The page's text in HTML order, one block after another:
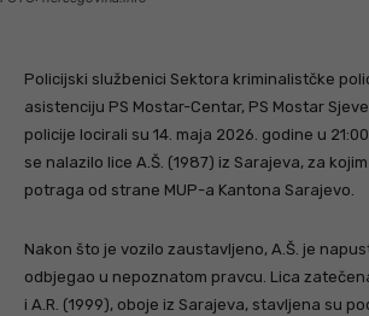
Policijski službenici Sektora kriminalistčke
asistenciju PS Mostar-Centar, PS Mostar
policije locirali su 14. maja 2026. godine u
se nalazilo lice A.Š. (1987) iz Sarajeva, za
potraga od strane MUP-a Kantona Sarajevo.
Nakon što je vozilo zaustavljeno, A.Š. je
odbjegao u nepoznatom pravcu. Lica
i A.R. (1999), oboje iz Sarajeva, stavljena su